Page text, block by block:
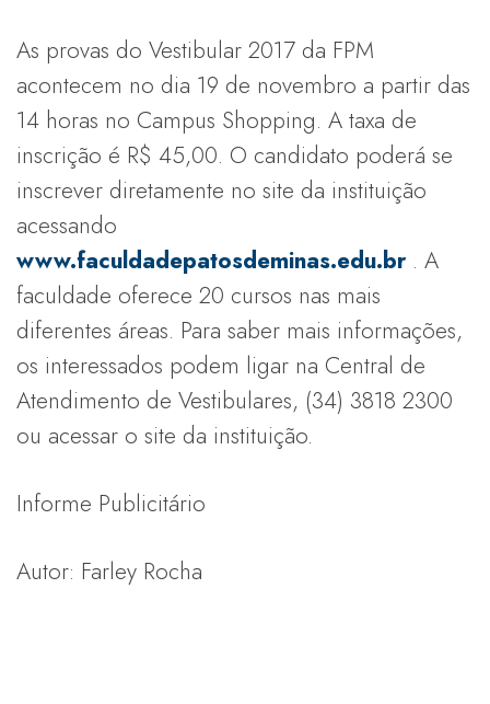
As provas do Vestibular 2017 da FPM
acontecem no dia 19 de novembro a partir das
14 horas no Campus Shopping. A taxa de
inscrição é R$ 45,00. O candidato poderá se
inscrever diretamente no site da instituição
acessando
www.faculdadepatosdeminas.edu.br. A
faculdade oferece 20 cursos nas mais
diferentes áreas. Para saber mais informações,
os interessados podem ligar na Central de
Atendimento de Vestibulares, (34) 3818 2300
ou acessar o site da instituição.
Informe Publicitário
Autor: Farley Rocha